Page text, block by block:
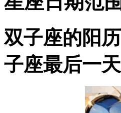
双子座的阳
子座最后一